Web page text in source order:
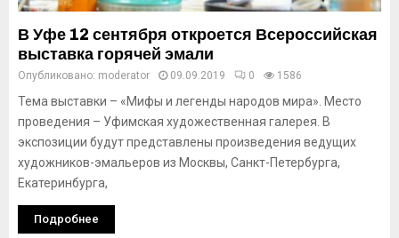
В Уфе 12 сентября откроется Всероссийская
выставка горячей эмали
Опубликовано: moderator 09.09.2019 0 1586
Тема выставки – «Мифы и легенды народов мира». Место
проведения – Уфимская художественная галерея. В
экспозиции будут представлены произведения ведущих
художников-эмальеров из Москвы, Санкт-Петербурга,
Екатеринбурга,
Подробнее